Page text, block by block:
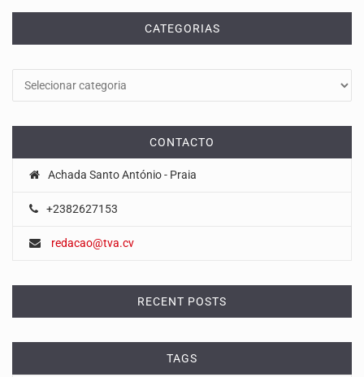
CATEGORIAS
CONTACTO
Achada Santo António - Praia
+2382627153
redacao@tva.cv
RECENT POSTS
TAGS